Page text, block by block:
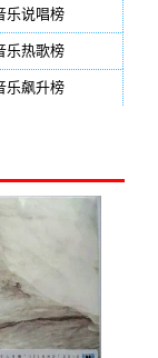
乐说唱榜
乐热歌榜
乐飙升榜